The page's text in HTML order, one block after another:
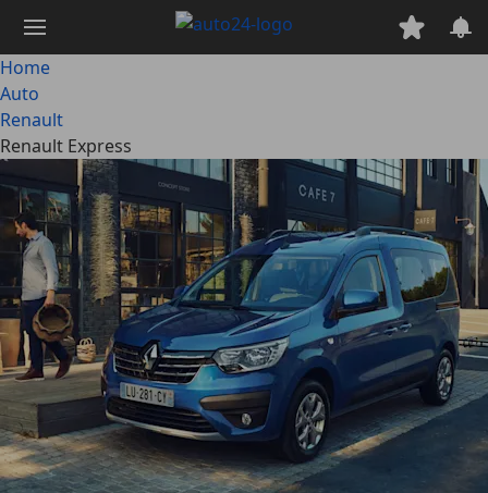
contenuto
principale
Home
Auto
Renault
Renault Express